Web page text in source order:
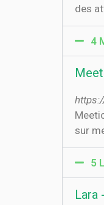
des
4
sur
5
Lara